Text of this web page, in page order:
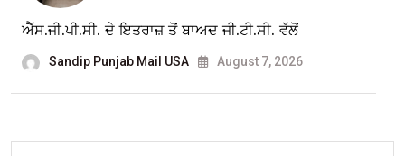
ਐੱਸ.ਜੀ.ਪੀ.ਸੀ. ਦੇ ਇਤਰਾਜ਼ ਤੋਂ ਬਾਅਦ ਜੀ.ਟੀ.ਸੀ. ਵੱਲੋਂ
Sandip Punjab Mail USA August 7, 2026